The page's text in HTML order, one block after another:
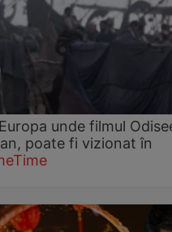
unde filmul
poate fi vizionat în